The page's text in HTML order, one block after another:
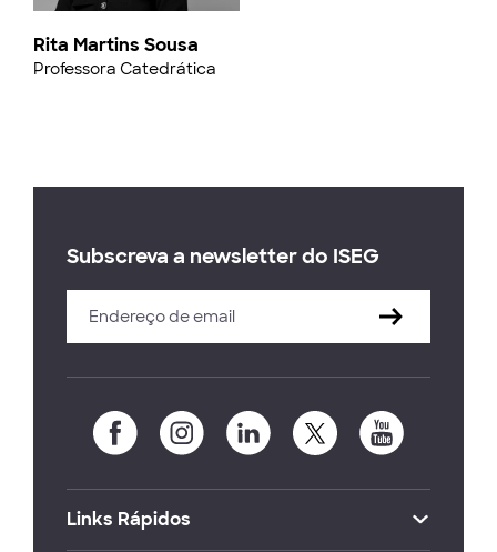
Rita Martins Sousa
Professora Catedrática
Subscreva a newsletter do ISEG
Links Rápidos